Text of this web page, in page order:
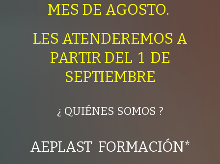
MES DE AGOSTO.
LES ATENDEREMOS A
PARTIR DEL 1 DE
SEPTIEMBRE
¿ QUIÉNES SOMOS ?
AEPLAST FORMACIÓN*